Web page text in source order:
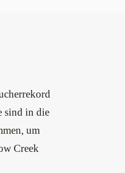
sind in die
um
Creek